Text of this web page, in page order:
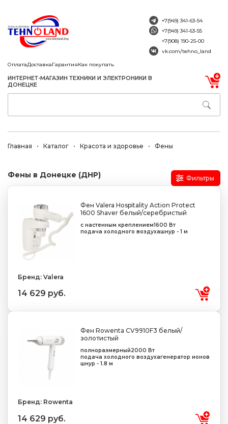
ОплатаДоставкаГарантияКак покупать
ИНТЕРНЕТ-МАГАЗИН ТЕХНИКИ И ЭЛЕКТРОНИКИ В
ДОНЕЦКЕ
+7(949) 341-63-54
+7(949) 341-63-55
+7(908) 190-25-00
vk.com/tehno_land
Главная Каталог Красота и здоровье Фены
Фены в Донецке (ДНР) Фильтры
Фен Valera Hospitality Action Protect
1600 Shaver белый/серебристый
с настенным креплением1600 Вт
подача холодного воздухашнур - 1 м
Бренд: Valera
14 629 руб.
Фен Rowenta CV9910F3 белый/
золотистый
полноразмерный2000 Вт
подача холодного воздухагенератор ионов
шнур - 1.8 м
Бренд: Rowenta
14 629 руб.